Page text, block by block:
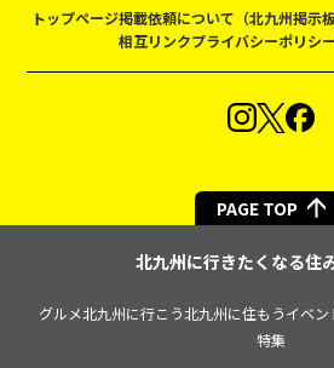
トップページ掲載依頼について（北九州掲示板
相互リンクプライバシーポリシー
PAGE TOP
北九州に行きたくなる住
グルメ北九州に行こう北九州に住もうイベン
特集